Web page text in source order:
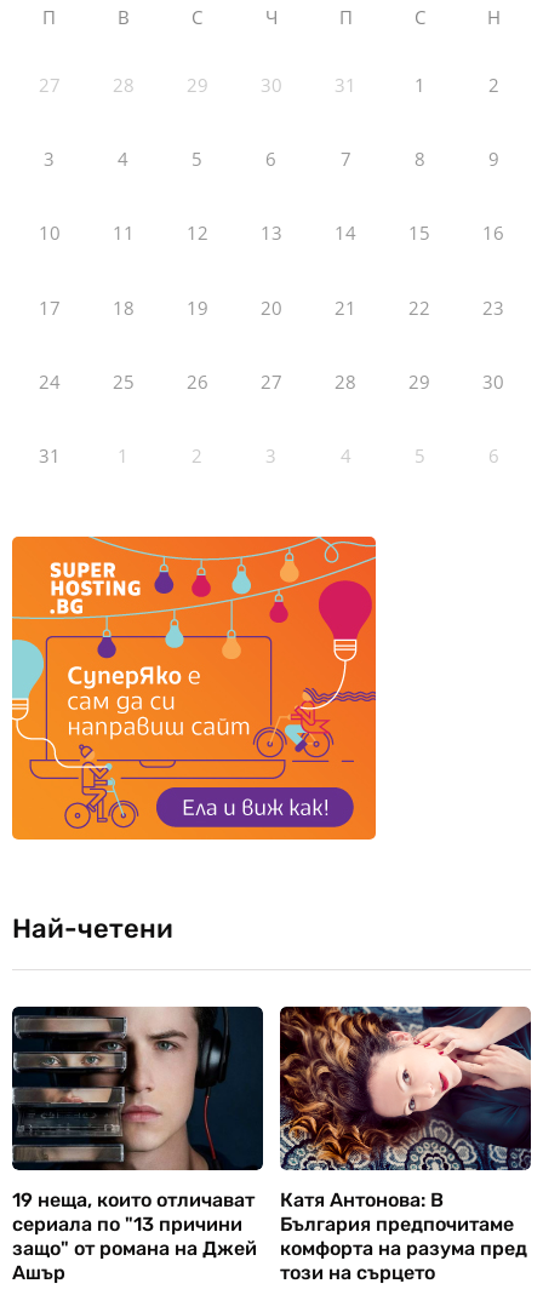
П В С Ч П С Н
27 28 29 30 31 1 2
3 4 5 6 7 8 9
10 11 12 13 14 15 16
17 18 19 20 21 22 23
24 25 26 27 28 29 30
31 1 2 3 4 5 6
Най-четени
19 неща, които отличават
сериала по "13 причини
защо" от романа на Джей
Ашър
Катя Антонова: В
България предпочитаме
комфорта на разума пред
този на сърцето